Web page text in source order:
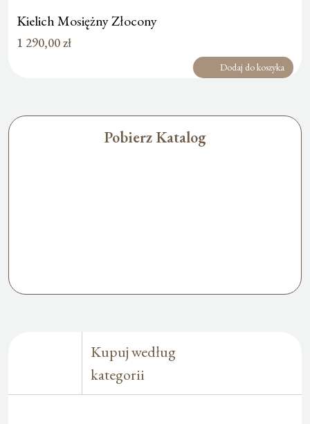
Kielich Mosiężny Złocony
1 290,00zł
Dodaj do koszyka
Pobierz Katalog
Kupuj według
kategorii